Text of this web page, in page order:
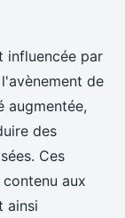
influencée par
de
augmentée,
des
Ces
aux
ainsi